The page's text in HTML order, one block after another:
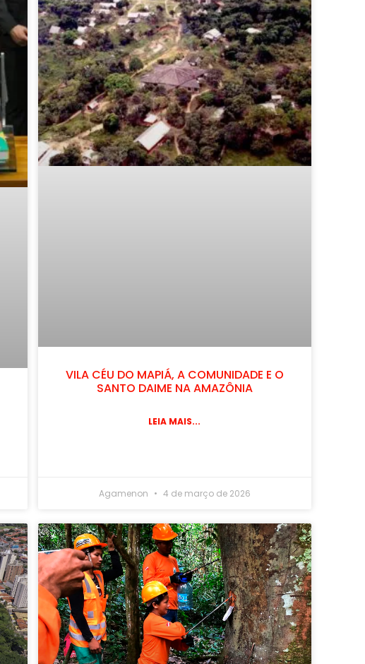
VILA CÉU DO MAPIÁ, A COMUNIDADE E O
SANTO DAIME NA AMAZÔNIA
LEIA MAIS...
Agamenon 4 de março de 2026